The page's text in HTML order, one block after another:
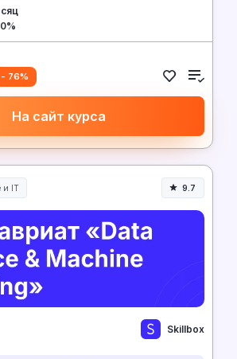
- 76%
На сайт курса
и IT 9.7
Skillbox